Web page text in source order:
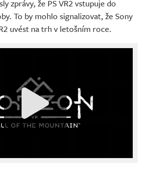
zprávy, že PS VR2 vstupuje do
To by mohlo signalizovat, že Sony
uvést na trh v letošním roce.